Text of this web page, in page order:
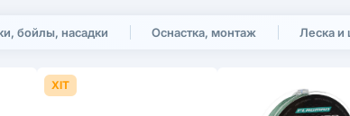
бойлы, насадки Оснастка, монтаж Леска
ХІТ